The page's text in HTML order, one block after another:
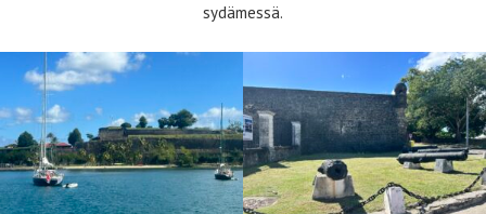
sydämessä.